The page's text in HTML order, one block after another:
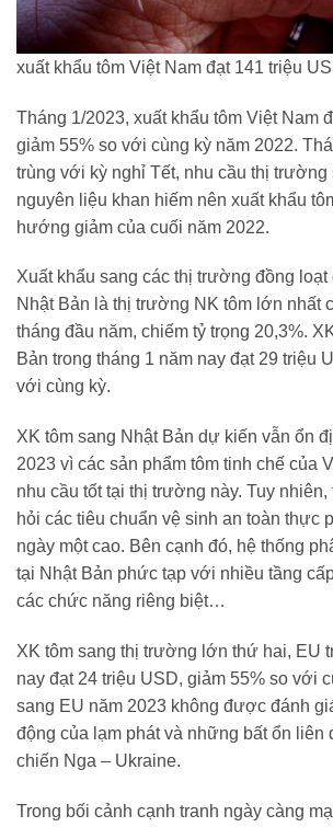
xuất khẩu tôm Việt Nam đạt 141 triệu
Tháng 1/2023, xuất khẩu tôm Việt Nam
giảm 55% so với cùng kỳ năm 2022.
trùng với kỳ nghỉ Tết, nhu cầu thị trường
nguyên liệu khan hiếm nên xuất khẩu
hướng giảm của cuối năm 2022.
Xuất khẩu sang các thị trường đồng loạt
Nhật Bản là thị trường NK tôm lớn nhất
tháng đầu năm, chiếm tỷ trọng 20,3%.
Bản trong tháng 1 năm nay đạt 29 triệu
với cùng kỳ.
XK tôm sang Nhật Bản dự kiến vẫn ổn
2023 vì các sản phẩm tôm tinh chế của
nhu cầu tốt tại thị trường này. Tuy
hỏi các tiêu chuẩn vệ sinh an toàn thực
ngày một cao. Bên cạnh đó, hệ thống
tại Nhật Bản phức tạp với nhiều tầng
các chức năng riêng biệt…
XK tôm sang thị trường lớn thứ hai, EU
nay đạt 24 triệu USD, giảm 55% so với
sang EU năm 2023 không được đánh
động của lạm phát và những bất ổn liên
chiến Nga – Ukraine.
Trong bối cảnh cạnh tranh ngày càng